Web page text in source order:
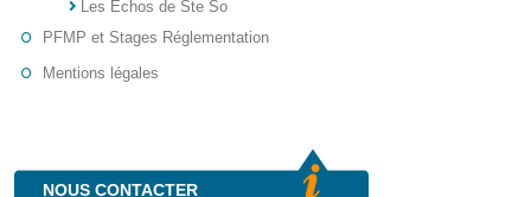
Les Échos de Ste So
PFMP et Stages Réglementation
Mentions légales
NOUS CONTACTER